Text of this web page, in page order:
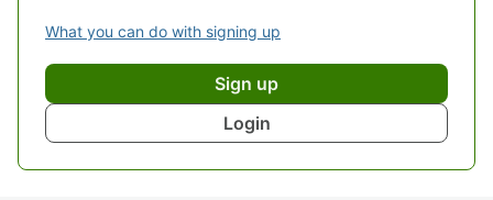
What you can do with signing up
Sign up
Login